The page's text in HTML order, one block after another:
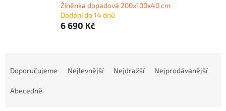
Žíněnka dopadová 200x100x40 cm
Dodání do 14 dnů
6 690 Kč
Doporučujeme Nejlevnější Nejdražší Nejprodávanější
Abecedně